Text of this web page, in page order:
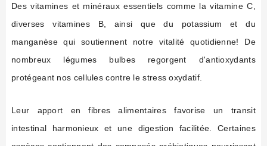
Des vitamines et minéraux essentiels comme la vitamine C,
diverses vitamines B, ainsi que du potassium et du
manganèse qui soutiennent notre vitalité quotidienne! De
nombreux légumes bulbes regorgent d'antioxydants
protégeant nos cellules contre le stress oxydatif.
Leur apport en fibres alimentaires favorise un transit
intestinal harmonieux et une digestion facilitée. Certaines